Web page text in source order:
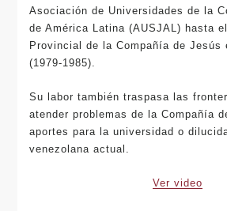
Asociación de Universidades de la
de América Latina (AUSJAL) hasta
Provincial de la Compañía de Jesús
(1979-1985).
Su labor también traspasa las
atender problemas de la Compañía
aportes para la universidad o
venezolana actual.
Ver video